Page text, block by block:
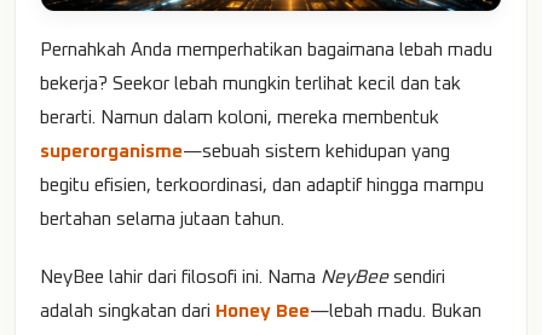
Pernahkah Anda memperhatikan bagaimana lebah madu
bekerja? Seekor lebah mungkin terlihat kecil dan tak
berarti. Namun dalam koloni, mereka membentuk
superorganisme—sebuah sistem kehidupan yang
begitu efisien, terkoordinasi, dan adaptif hingga mampu
bertahan selama jutaan tahun.
NeyBee lahir dari filosofi ini. Nama NeyBeesendiri
adalah singkatan dari Honey Bee—lebah madu. Bukan